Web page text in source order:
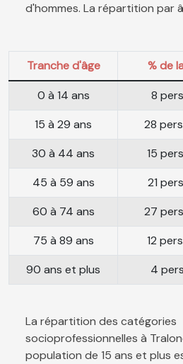
d'hommes. La répartition par
Tranche d'âge
% de
0 à 14 ans
8
15 à 29 ans
28
30 à 44 ans
15
45 à 59 ans
21
60 à 74 ans
27
75 à 89 ans
12
90 ans et plus
4
La répartition des catégories
socioprofessionnelles à
population de 15 ans et plus